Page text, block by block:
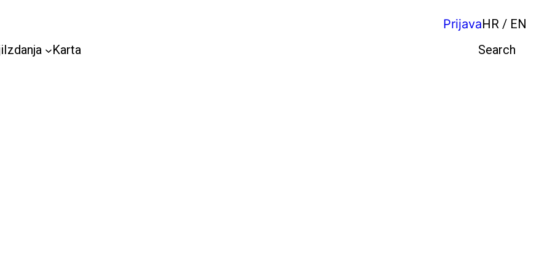
PrijavaHR / EN
Izdanja Karta